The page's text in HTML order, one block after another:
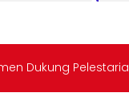
Dukung